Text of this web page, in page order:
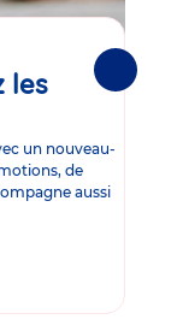
les
un nouveau-
de
aussi